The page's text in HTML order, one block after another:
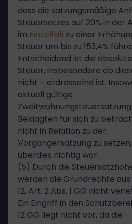
dass die satzungsmäßige
Steuersatzes auf 20% in der
im Einzelfall zu einer
Steuer um bis zu 153,4%
Entscheidend ist die
Steuer, insbesondere ob
nicht – erdrosselnd ist.
aktuell gültige
Beklagten für sich zu
nicht in Relation zu der
Vorgängersatzung zu
überdies nichtig war.
(5) Durch die
werden die Grundrechte aus
12, Art. 2 Abs. 1 GG nicht
Ein Eingriff in den
12 GG liegt nicht vor, da die